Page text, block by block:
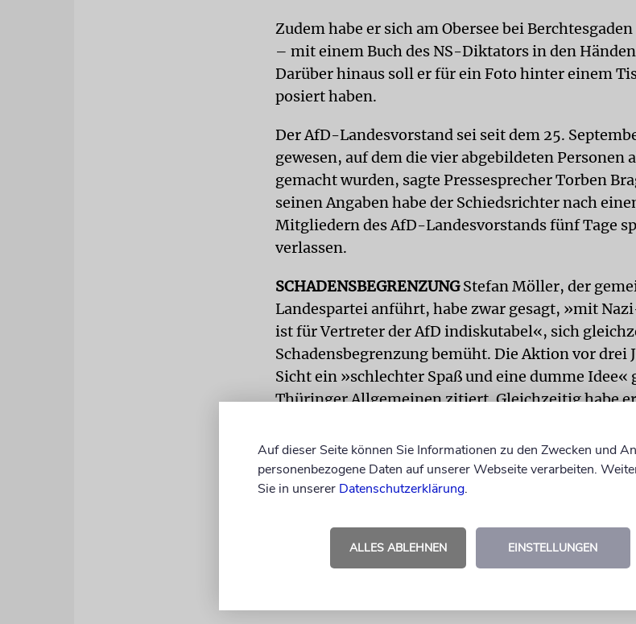
Zudem habe er sich am Obersee bei
– mit einem Buch des NS-Diktators in den
Darüber hinaus soll er für ein Foto hinter einem
posiert haben.
Der AfD-Landesvorstand sei seit dem 25.
gewesen, auf dem die vier abgebildeten Personen
gemacht wurden, sagte Pressesprecher Torben
seinen Angaben habe der Schiedsrichter nach
Mitgliedern des AfD-Landesvorstands fünf Tage
verlassen.
SCHADENSBEGRENZUNGStefan Möller, der
Landespartei anführt, habe zwar gesagt, »mit
ist für Vertreter der AfD indiskutabel«, sich
Schadensbegrenzung bemüht. Die Aktion vor drei
Sicht ein »schlechter Spaß und eine dumme Idee«
Thüringer Allgemeinen zitiert. Gleichzeitig habe
ausgeschlossen.
Das Verfahren war vom AfD-Bundesvorstand um
Gremium reagierte damit unter anderem auf
Januar 2017 in Dresden, bei dem er von einer
Bewältigungspolitik« in Deutschland gesprochen
Auf dieser Seite können Sie Informationen zu den Zwecken und
personenbezogene Daten auf unserer Webseite verarbeiten.
Sie in unserer Datenschutzerklärung.
ALLES ABLEHNEN EINSTELLUNGEN